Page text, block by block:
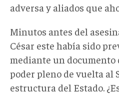
adversa y aliados que
Minutos antes del
César este había sido
mediante un documento
poder pleno de vuelta al
estructura del Estado.